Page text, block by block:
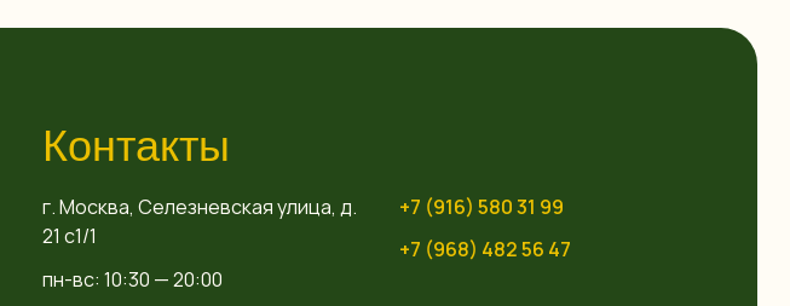
Контакты
г. Москва, Селезневская улица, д.
21 с1/1
пн-вс: 10:30 — 20:00
+7 (916) 580 31 99
+7 (968) 482 56 47